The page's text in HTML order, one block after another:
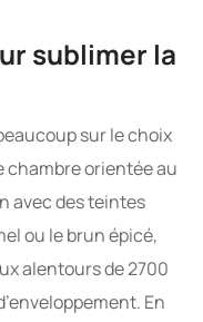
sublimer la
sur le choix
chambre orientée au
avec des teintes
ou le brun épicé,
alentours de 2700
En